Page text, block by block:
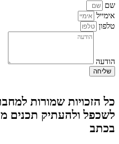
שליחה
הזכויות שמורות
ולהעתיק תכנים